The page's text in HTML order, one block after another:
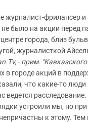
журналист-фрилансер и
было на акции перед
города, близ
журналисткой
- прим. "Кавказского
в городе акций в
что какие-то люди
ведется
устроили мы, но
к этому. Тем